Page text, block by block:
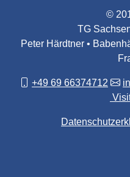
©
TG
Peter Härdtner •
+49 69 66374712